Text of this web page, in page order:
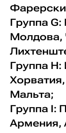
Группа
Молдова,
Группа
Мальта;
Группа I:
Армения,